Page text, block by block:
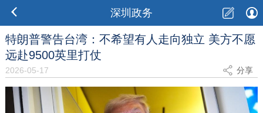
深圳政务
特朗普警告台湾：不希望有人走向独立 美方不愿
远赴9500英里打仗
2026-05-17 分享